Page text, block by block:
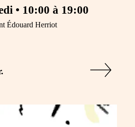
• 10:00 à 19:00
Édouard Herriot